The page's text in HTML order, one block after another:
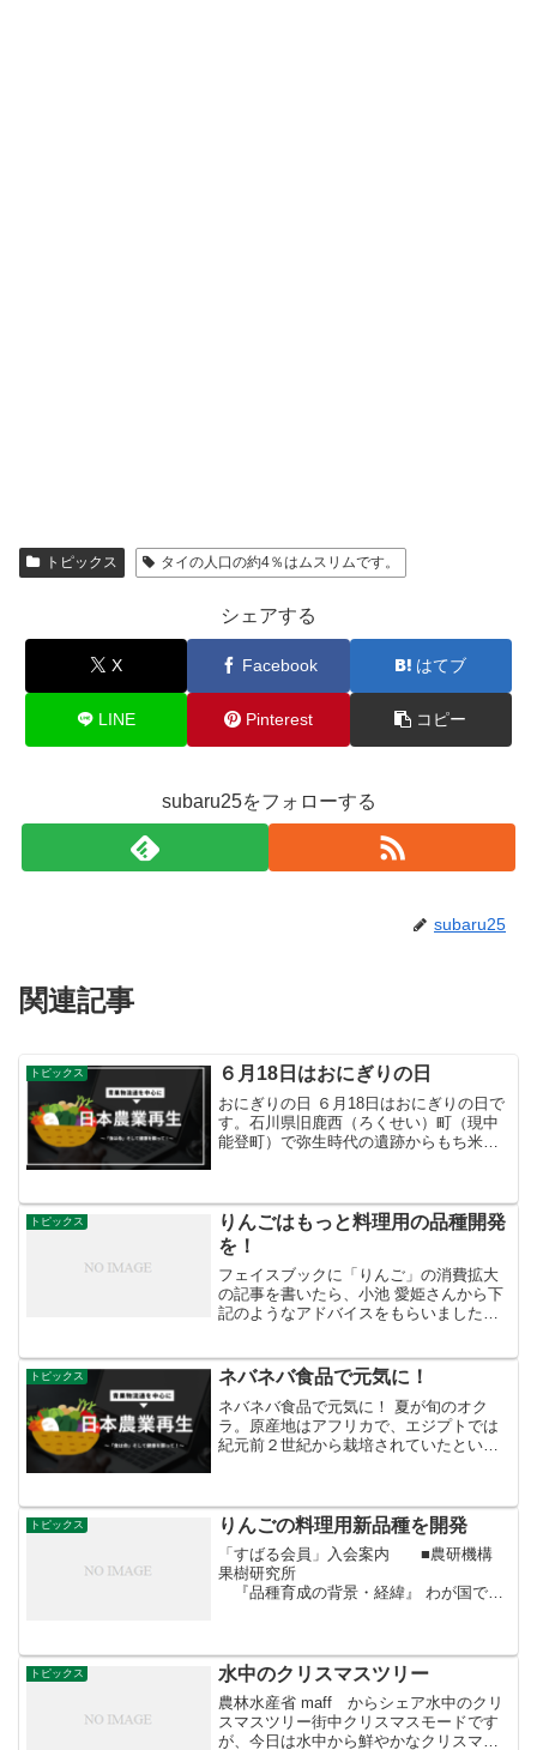
トピックス タイの人口の約4％はムスリムです。
シェアする
X Facebook はてブ
LINE Pinterest コピー
subaru25をフォローする
subaru25
関連記事
トピックス ６月18日はおにぎりの日
おにぎりの日 ６月18日はおにぎりの日で
す。石川県旧鹿西（ろくせい）町（現中
能登町）で弥生時代の遺跡からもち米を
ら６月18日が選ば...
トピックス
りんごはもっと料理用の品種開発
を！
フェイスブックに「りんご」の消費拡大
の記事を書いたら、小池 愛姫さんから下
記のようなアドバイスをもらいました。
に！ りんごを味噌汁に使ったそうで
す。 ほったらかしで、ちょっ...
トピックス ネバネバ食品で元気に！
ネバネバ食品で元気に！ 夏が旬のオク
ラ。原産地はアフリカで、エジプトでは
紀元前２世紀から栽培されていたといわ
遠されていたようです...
トピックス りんごの料理用新品種を開発
「すばる会員」入会案内 ■農研機構
果樹研究所
『品種育成の背景・経緯』 わが国で栽
ゴ果実は市場に...
トピックス 水中のクリスマスツリー
農林水産省 maff からシェア水中のクリ
スマスツリー街中クリスマスモードです
が、今日は水中から鮮やかなクリスマス